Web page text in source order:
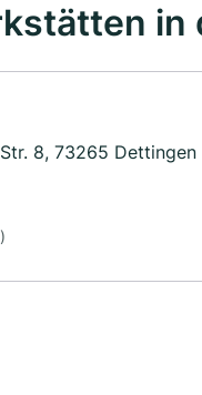
in
8, 73265 Dettingen